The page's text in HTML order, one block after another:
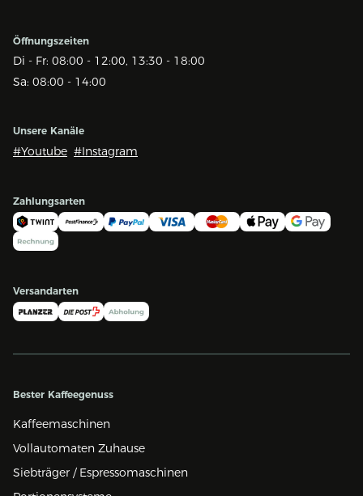
Öffnungszeiten
Di - Fr: 08:00 - 12:00, 13:30 - 18:00
Sa: 08:00 - 14:00
Unsere Kanäle
#Youtube #Instagram
Zahlungsarten
Versandarten
Bester Kaffeegenuss
Kaffeemaschinen
Vollautomaten Zuhause
Siebträger / Espressomaschinen